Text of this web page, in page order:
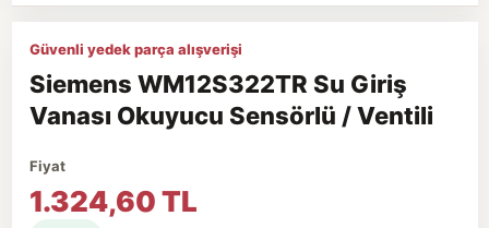
Güvenli yedek parça alışverişi
Siemens WM12S322TR Su Giriş
Vanası Okuyucu Sensörlü / Ventili
Fiyat
1.324,60 TL